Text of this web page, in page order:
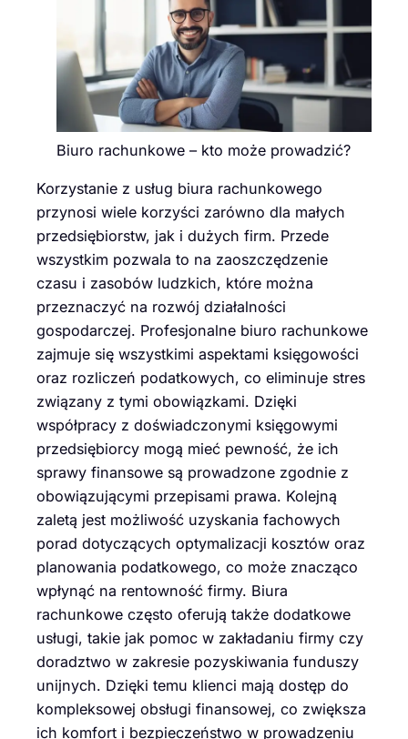
Biuro rachunkowe – kto może prowadzić?
Korzystanie z usług biura rachunkowego
przynosi wiele korzyści zarówno dla małych
przedsiębiorstw, jak i dużych firm. Przede
wszystkim pozwala to na zaoszczędzenie
czasu i zasobów ludzkich, które można
przeznaczyć na rozwój działalności
gospodarczej. Profesjonalne biuro rachunkowe
zajmuje się wszystkimi aspektami księgowości
oraz rozliczeń podatkowych, co eliminuje stres
związany z tymi obowiązkami. Dzięki
współpracy z doświadczonymi księgowymi
przedsiębiorcy mogą mieć pewność, że ich
sprawy finansowe są prowadzone zgodnie z
obowiązującymi przepisami prawa. Kolejną
zaletą jest możliwość uzyskania fachowych
porad dotyczących optymalizacji kosztów oraz
planowania podatkowego, co może znacząco
wpłynąć na rentowność firmy. Biura
rachunkowe często oferują także dodatkowe
usługi, takie jak pomoc w zakładaniu firmy czy
doradztwo w zakresie pozyskiwania funduszy
unijnych. Dzięki temu klienci mają dostęp do
kompleksowej obsługi finansowej, co zwiększa
ich komfort i bezpieczeństwo w prowadzeniu